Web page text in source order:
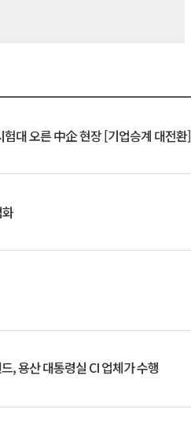
대 오른 中企 현장 [기업승계 대전환]
용산 대통령실 CI 업체가 수행